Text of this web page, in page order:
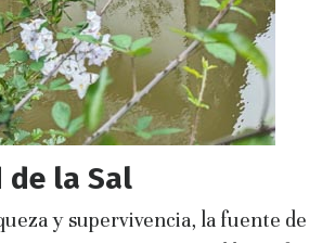
de la Sal
y supervivencia, la fuente de